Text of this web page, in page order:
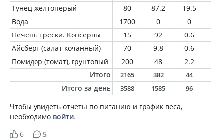
Тунец желтоперый
80 87.2 19.5
Вода
1700 0 0
Печень трески. Консервы
15 92 0.6
Айсберг (салат кочанный)
70 9.8 0.6
Помидор (томат), грунтовый
200 48 2.2
Итого
2165 382 44
Итого за день 3588 1585 96
Чтобы увидеть отчеты по питанию и график веса,
необходимо войти.
6
5